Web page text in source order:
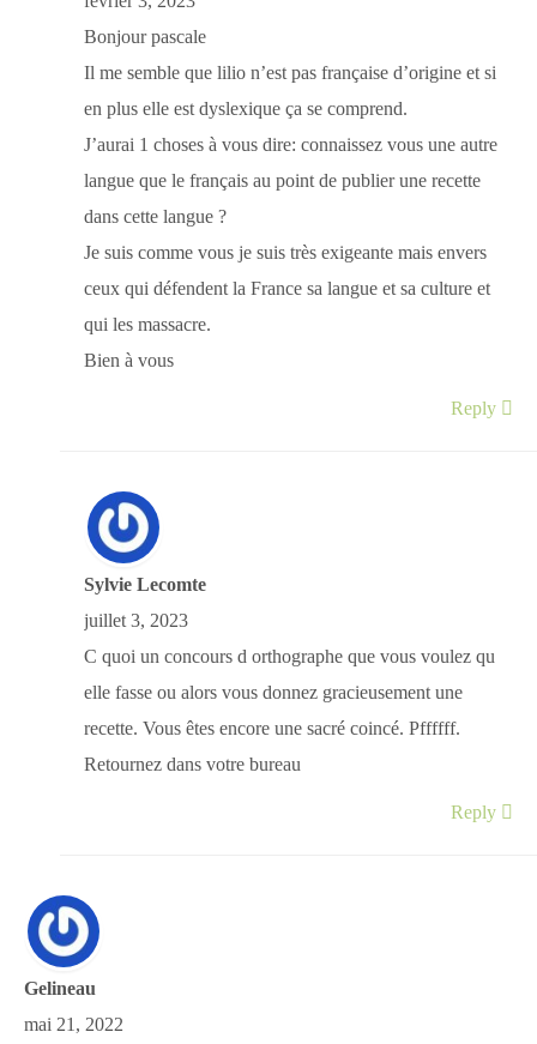
Bonjour pascale
Il me semble que lilio n’est pas française d’origine et si
en plus elle est dyslexique ça se comprend.
J’aurai 1 choses à vous dire: connaissez vous une autre
langue que le français au point de publier une recette
dans cette langue ?
Je suis comme vous je suis très exigeante mais envers
ceux qui défendent la France sa langue et sa culture et
qui les massacre.
Bien à vous
Reply
Sylvie Lecomte
juillet 3, 2023
C quoi un concours d orthographe que vous voulez qu
elle fasse ou alors vous donnez gracieusement une
recette. Vous êtes encore une sacré coincé. Pffffff.
Retournez dans votre bureau
Reply
Gelineau
mai 21, 2022